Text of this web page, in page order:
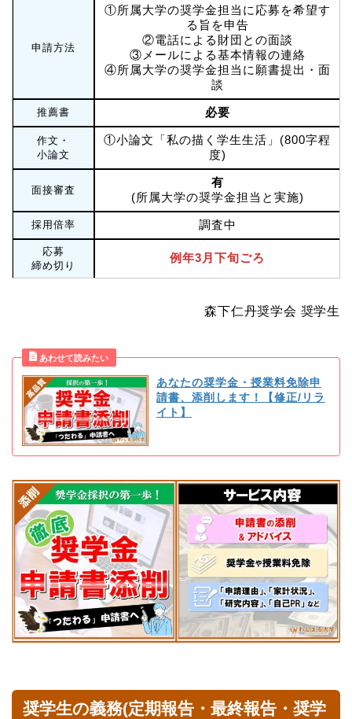
申請方法
①所属大学の奨学金担当に応募を希望す
る旨を申告
②電話による財団との面談
③メールによる基本情報の連絡
④所属大学の奨学金担当に願書提出・面
談
推薦書 必要
作文・
小論文
①小論文「私の描く学生生活」(800字程
度)
面接審査
有
(所属大学の奨学金担当と実施)
採用倍率 調査中
応募
締め切り
例年3月下旬ごろ
森下仁丹奨学会 奨学生
あなたの奨学金・授業料免除申
請書、添削します！【修正/リラ
イト】
奨学生の義務(定期報告・最終報告・奨学